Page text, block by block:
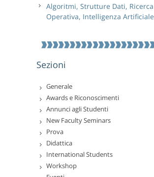
Algoritmi, Strutture Dati, Ricerca
Operativa, Intelligenza Artificiale
Sezioni
Generale
Awards e Riconoscimenti
Annunci agli Studenti
New Faculty Seminars
Prova
Didattica
International Students
Workshop